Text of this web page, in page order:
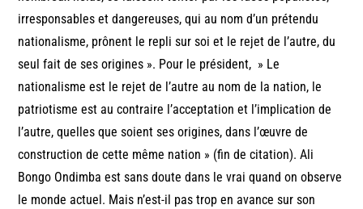
irresponsables et dangereuses, qui au nom d’un prétendu
nationalisme, prônent le repli sur soi et le rejet de l’autre, du
seul fait de ses origines ». Pour le président, » Le
nationalisme est le rejet de l’autre au nom de la nation, le
patriotisme est au contraire l’acceptation et l’implication de
l’autre, quelles que soient ses origines, dans l’œuvre de
construction de cette même nation » (fin de citation). Ali
Bongo Ondimba est sans doute dans le vrai quand on observe
le monde actuel. Mais n’est-il pas trop en avance sur son